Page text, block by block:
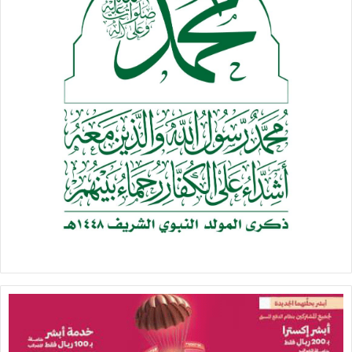
بقاء الكيان كان مرهوناً بالتدخل الأمريكي المباشر.
ويضيف أن الولايات المتحدة باتت تدرك استحالة تحقيق نتائج
أفضل عبر التصعيد العسكري، بعدما فشلت خلال الحرب الأخيرة في
تحقيق أهدافها، سواء على المستوى العسكري أو السياسي أو
الأمني، مشيراً إلى أن الضغوط الاقتصادية، وحساسية ملفات
الطاقة، وتراجع المخزون الاستراتيجي الأمريكي من النفط، جميعها
عوامل تدفع واشنطن إلى تجنب أي مواجهة واسعة جديدة في
وفي ختام مداخلته، ينوّه حمية إلى أن إيران كانت واضحة في
تهديداتها الأخيرة، وأنها نقلت المعادلة من مرحلة التهديد
إلى أن التحركات الأمريكية الأخيرة جاءت عقب الرسائل الإيرانية
المباشرة، وهو ما كشف حجم التحول في ميزان القوة بين الطرفين.
من جهته، يقول الكاتب والباحث الإيراني الدكتور حسين رويوران إن